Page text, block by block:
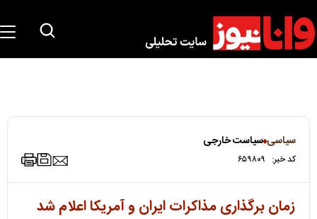
سیاسی سیاست خارجی
کد خبر: ۶۵۹۸۰۹
زمان برگذاری مذاکرات ایران و آمریکا اعلام شد